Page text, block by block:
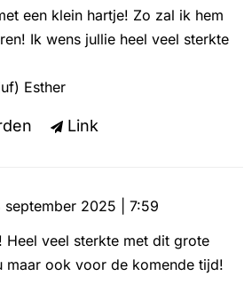
een klein hartje! Zo zal ik hem
Ik wens jullie heel veel sterkte
Esther
Link
september 2025 | 7:59
Heel veel sterkte met dit grote
maar ook voor de komende tijd!